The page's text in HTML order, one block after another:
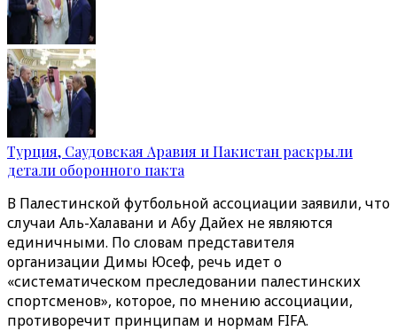
Турция, Саудовская Аравия и Пакистан раскрыли
детали оборонного пакта
В Палестинской футбольной ассоциации заявили, что
случаи Аль-Халавани и Абу Дайех не являются
единичными. По словам представителя
организации Димы Юсеф, речь идет о
«систематическом преследовании палестинских
спортсменов», которое, по мнению ассоциации,
противоречит принципам и нормам FIFA.